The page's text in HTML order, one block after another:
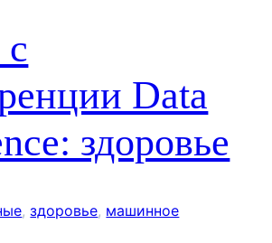
Data
здоровье
, здоровье, машинное